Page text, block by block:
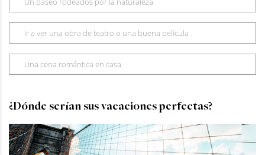
Ir a ver una obra de teatro o una buena película
Una cena romántica en casa
¿Dónde serían sus vacaciones perfectas?